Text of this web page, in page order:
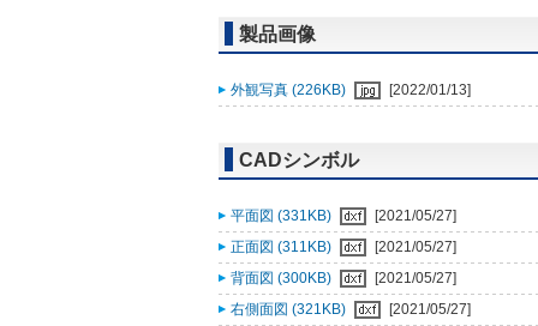
製品画像
外観写真 (226KB) [2022/01/13]
CADシンボル
平面図 (331KB)
[2021/05/27]
正面図 (311KB)
[2021/05/27]
背面図 (300KB)
[2021/05/27]
右側面図 (321KB)
[2021/05/27]